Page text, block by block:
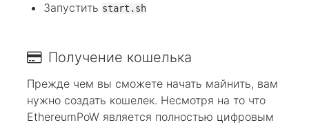
Запустить start.sh
Получение кошелька
Прежде чем вы сможете начать майнить, вам
нужно создать кошелек. Несмотря на то что
EthereumPoW является полностью цифровым